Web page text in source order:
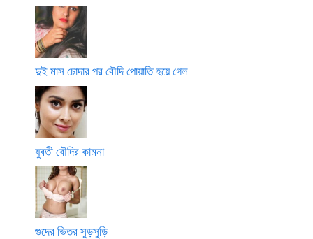
দুই মাস চোদার পর বৌদি পোয়াতি হয়ে গেল
যুবতী বৌদির কামনা
গুদের ভিতর সুড়সুড়ি